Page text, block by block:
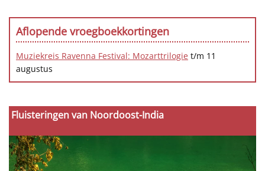
Fluisteringen van Noordoost-India
Aflopende vroegboekkortingen
Muziekreis Ravenna Festival: Mozarttrilogie t/m 11
augustus